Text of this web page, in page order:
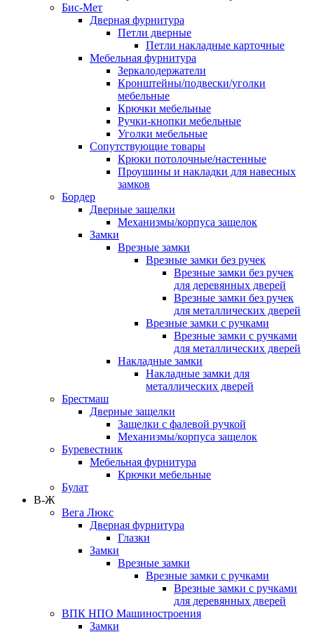
Бис-Мет
Дверная фурнитура
Петли дверные
Петли накладные карточные
Мебельная фурнитура
Зеркалодержатели
Кронштейны/подвески/уголки
мебельные
Крючки мебельные
Ручки-кнопки мебельные
Уголки мебельные
Сопутствующие товары
Крюки потолочные/настенные
Проушины и накладки для навесных
замков
Бордер
Дверные защелки
Механизмы/корпуса защелок
Замки
Врезные замки
Врезные замки без ручек
Врезные замки без ручек
для деревянных дверей
Врезные замки без ручек
для металлических дверей
Врезные замки с ручками
Врезные замки с ручками
для металлических дверей
Накладные замки
Накладные замки для
металлических дверей
Брестмаш
Дверные защелки
Защелки с фалевой ручкой
Механизмы/корпуса защелок
Буревестник
Мебельная фурнитура
Крючки мебельные
Булат
В-Ж
Вега Люкс
Дверная фурнитура
Глазки
Замки
Врезные замки
Врезные замки с ручками
Врезные замки с ручками
для деревянных дверей
ВПК НПО Машиностроения
Замки